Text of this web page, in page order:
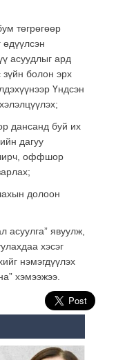
төгрөгөөр
өдүүлсэн
асуудлыг ард
зүйн болон эрх
Үндсэн
дансанд буй их
дагуу
оффшор
долоон
асуулга” явуулж,
хэсэг
нэмэгдүүлэх
хэмээжээ.